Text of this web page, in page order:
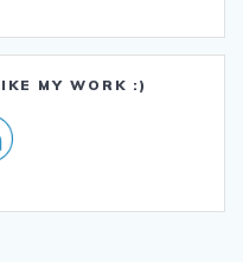
MY WORK :)